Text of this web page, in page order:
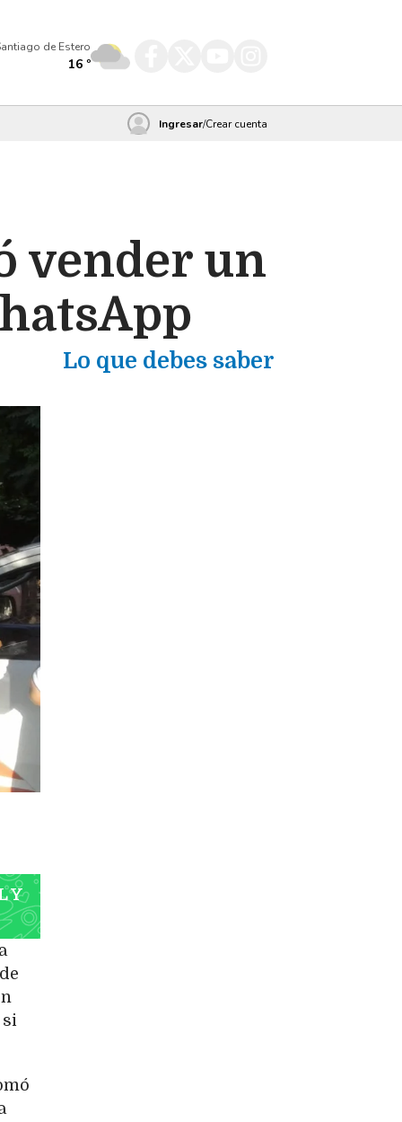
de Estero
16 º
Ingresar/Crear cuenta
vender un
Y
Lo que debes saber